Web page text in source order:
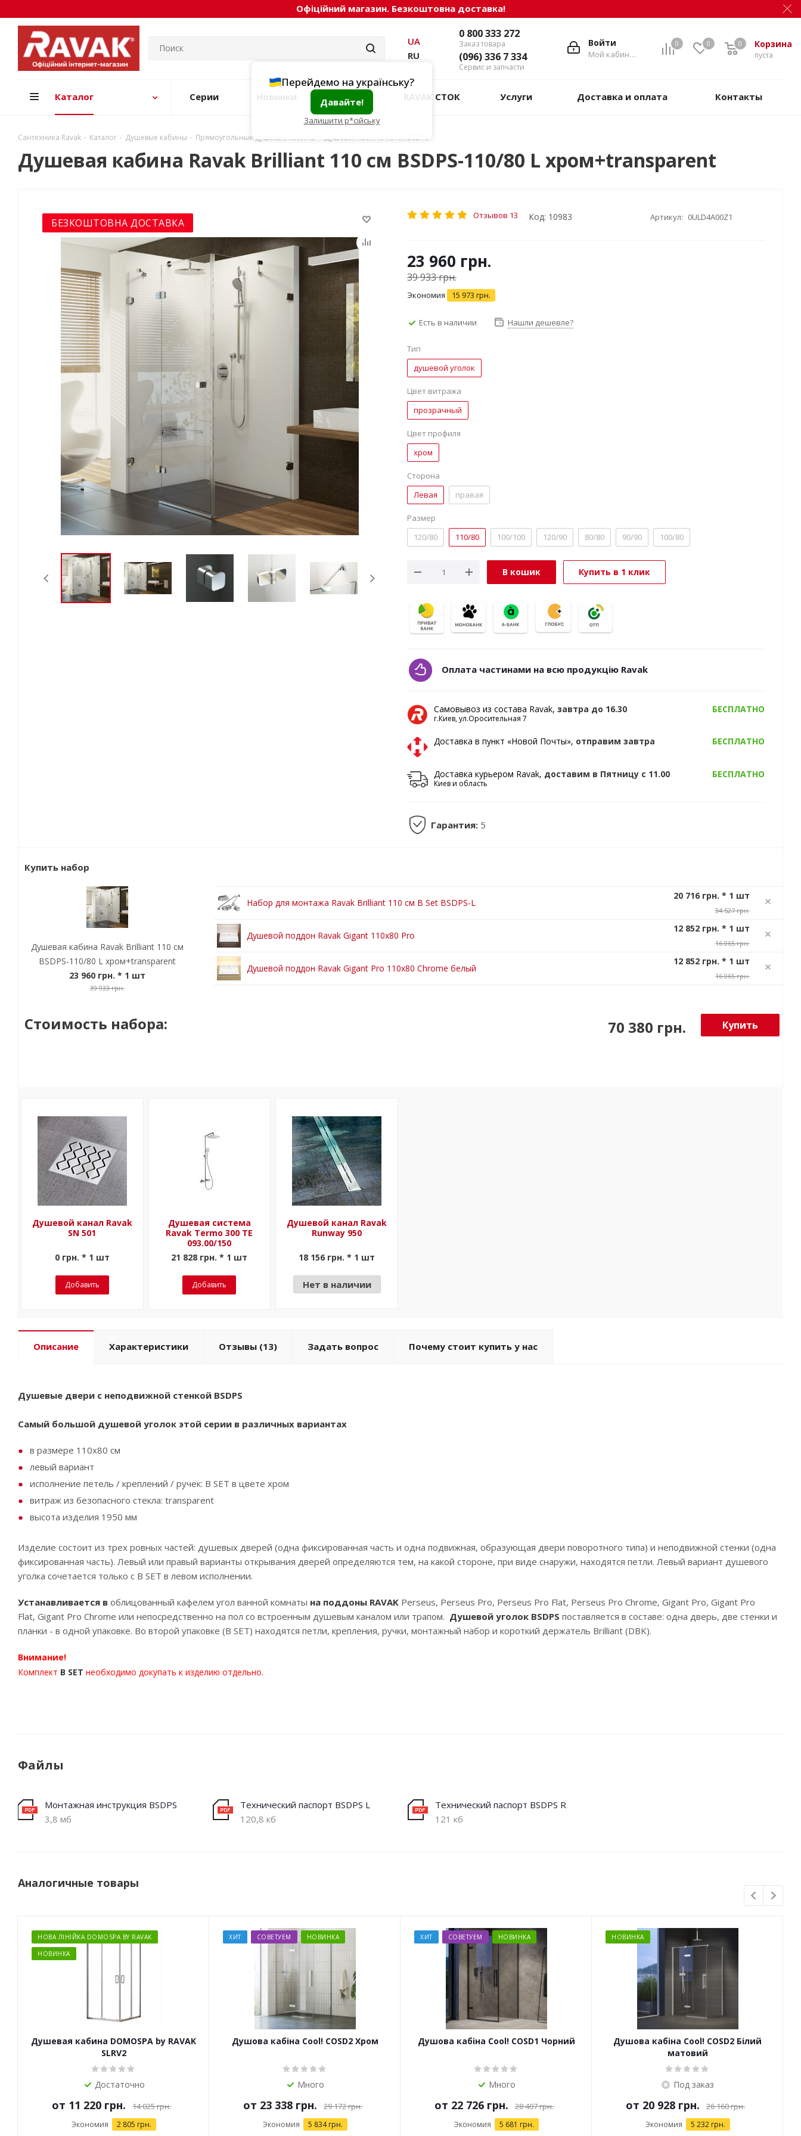
Офіційний магазин. Безкоштовна доставка!
0 0 Корзина
пуста
0
Войти
Мой кабинет
0 800 333 272
Заказ товара
(096) 336 7 334
Сервис и запчасти
UA
RU
Перейдемо на українську?
Давайте!
Залишити р*сійську
Каталог Серии Акции RAVAK СТОК Услуги Доставка и оплата Контакты
Сантехника Ravak - Каталог - Душевые кабины - Прямоугольные душевые кабины Душевая кабина Ravak BSDPS
Душевая кабина Ravak Brilliant 110 см BSDPS-110/80 L хром+transparent
БЕЗКОШТОВНА ДОСТАВКА
Отзывов 13 Код: 10983 Артикул: 0ULD4A00Z1
23 960 грн.
39 933грн.
Экономия 15 973 грн.
Есть в наличии Нашли дешевле?
Тип
душевой уголок
Цвет витража
прозрачный
Цвет профиля
хром
Сторона
Левая
правая
Размер
120/80
110/80 100/100 120/90 80/80 90/90 100/80
В кошик Купить в 1 клик
Оплата частинами на всю продукцію Ravak
Самовывоз из состава Ravak, завтра до 16.30
г.Киев, ул.Оросительная 7
БЕСПЛАТНО
Доставка в пункт «Новой Почты», отправим завтра БЕСПЛАТНО
Доставка курьером Ravak, доставим в Пятницу с 11.00
Киев и область
БЕСПЛАТНО
Гарантия: 5
Купить набор
Душевая кабина Ravak Brilliant 110 см
BSDPS-110/80 L хром+transparent
23 960 грн. * 1 шт
39 933 грн.
Набор для монтажа Ravak Brilliant 110 см B Set BSDPS-L
20 716 грн. * 1 шт
34 527 грн.
Душевой поддон Ravak Gigant 110x80 Pro
12 852 грн. * 1 шт
16 065 грн.
Душевой поддон Ravak Gigant Pro 110x80 Chrome белый
12 852 грн. * 1 шт
16 065 грн.
Стоимость набора: 70 380 грн. Купить
Душевой канал Ravak
SN 501
0 грн. * 1 шт
Добавить
Душевая система
Ravak Termo 300 TE
093.00/150
21 828 грн. * 1 шт
Добавить
Душевой канал Ravak
Runway 950
18 156 грн. * 1 шт
Нет в наличии
Описание Характеристики Отзывы (13) Задать вопрос Почему стоит купить у нас
Душевые двери с неподвижной стенкой BSDPS
Самый большой душевой уголок этой серии в различных вариантах
в размере 110x80 см
левый вариант
исполнение петель / креплений / ручек: B SET в цвете хром
витраж из безопасного стекла: transparent
высота изделия 1950 мм
Изделие состоит из трех ровных частей: душевых дверей (одна фиксированная часть и одна подвижная, образующая двери поворотного типа) и неподвижной стенки (одна
фиксированная часть). Левый или правый варианты открывания дверей определяются тем, на какой стороне, при виде снаружи, находятся петли. Левый вариант душевого
уголка сочетается только с B SET в левом исполнении.
Устанавливается в облицованный кафелем угол ванной комнаты на поддоны RAVAK Perseus, Perseus Pro, Perseus Pro Flat, Perseus Pro Chrome, Gigant Pro, Gigant Pro
Flat, Gigant Pro Chrome или непосредственно на пол со встроенным душевым каналом или трапом. Душевой уголок BSDPS поставляется в составе: одна дверь, две стенки и
планки - в одной упаковке. Во второй упаковке (B SET) находятся петли, крепления, ручки, монтажный набор и короткий держатель Brilliant (DBK).
Внимание!
Комплект B SET необходимо докупать к изделию отдельно.
Файлы
Монтажная инструкция BSDPS
3,8 мб
Технический паспорт BSDPS L
120,8 кб
Технический паспорт BSDPS R
121 кб
Аналогичные товары
НОВА ЛІНІЙКА DOMOSPA BY RAVAK
НОВИНКА
Душевая кабина DOMOSPA by RAVAK
SLRV2
Достаточно
от 11 220 грн. 14 025 грн.
Экономия 2 805 грн.
ХИТ СОВЕТУЕМ НОВИНКА
Душова кабіна Cool! COSD2 Хром
Много
от 23 338 грн. 29 172 грн.
Экономия 5 834 грн.
ХИТ СОВЕТУЕМ НОВИНКА
Душова кабіна Cool! COSD1 Чорний
Много
от 22 726 грн. 28 407 грн.
Экономия 5 681 грн.
НОВИНКА
Душова кабіна Cool! COSD2 Білий
матовий
Под заказ
от 20 928 грн. 26 160 грн.
Экономия 5 232 грн.